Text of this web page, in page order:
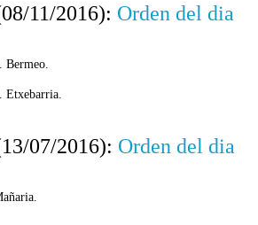
11/2016): Orden del dia
P03-A. Bermeo.
P05-A. Etxebarria.
07/2016): Orden del dia
16-P08. Mañaria.